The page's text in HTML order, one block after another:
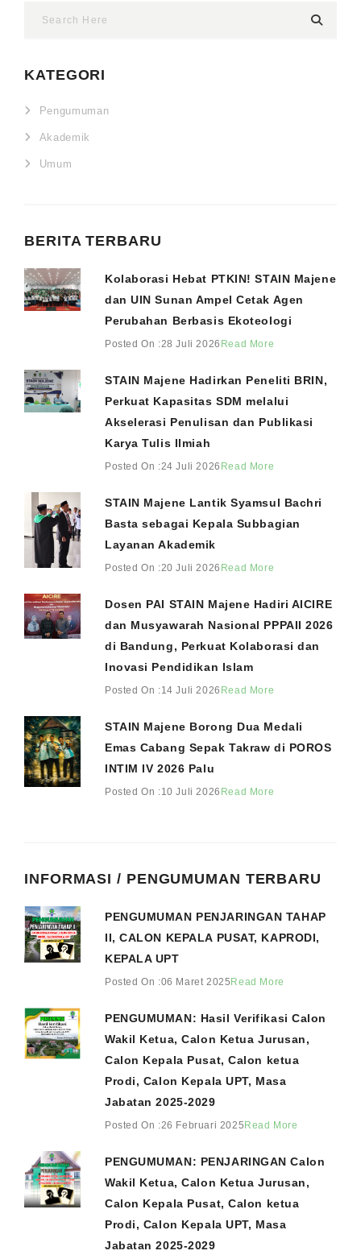
KATEGORI
Pengumuman
Akademik
Umum
BERITA TERBARU
Kolaborasi Hebat PTKIN! STAIN Majene
dan UIN Sunan Ampel Cetak Agen
Perubahan Berbasis Ekoteologi
Posted On :28 Juli 2026 Read More
STAIN Majene Hadirkan Peneliti BRIN,
Perkuat Kapasitas SDM melalui
Akselerasi Penulisan dan Publikasi
Karya Tulis Ilmiah
Posted On :24 Juli 2026 Read More
STAIN Majene Lantik Syamsul Bachri
Basta sebagai Kepala Subbagian
Layanan Akademik
Posted On :20 Juli 2026 Read More
Dosen PAI STAIN Majene Hadiri AICIRE
dan Musyawarah Nasional PPPAII 2026
di Bandung, Perkuat Kolaborasi dan
Inovasi Pendidikan Islam
Posted On :14 Juli 2026 Read More
STAIN Majene Borong Dua Medali
Emas Cabang Sepak Takraw di POROS
INTIM IV 2026 Palu
Posted On :10 Juli 2026 Read More
INFORMASI / PENGUMUMAN TERBARU
PENGUMUMAN PENJARINGAN TAHAP
II, CALON KEPALA PUSAT, KAPRODI,
KEPALA UPT
Posted On :06 Maret 2025 Read More
PENGUMUMAN: Hasil Verifikasi Calon
Wakil Ketua, Calon Ketua Jurusan,
Calon Kepala Pusat, Calon ketua
Prodi, Calon Kepala UPT, Masa
Jabatan 2025-2029
Posted On :26 Februari 2025 Read More
PENGUMUMAN: PENJARINGAN Calon
Wakil Ketua, Calon Ketua Jurusan,
Calon Kepala Pusat, Calon ketua
Prodi, Calon Kepala UPT, Masa
Jabatan 2025-2029